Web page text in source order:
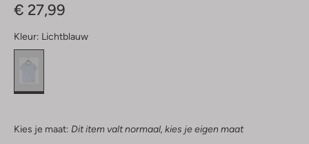
€ 27,99
Kleur: Lichtblauw
Kies je maat: Dit item valt normaal, kies je eigen maat